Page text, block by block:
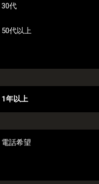
30代
50代以上
1年以上
電話希望